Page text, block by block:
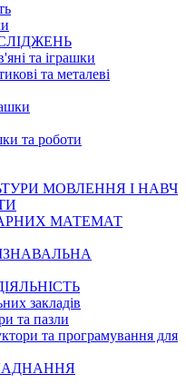
та іграшки
та металеві
та роботи
МОВЛЕННЯ І НАВЧ
МАТЕМАТ
закладів
та пазли
та програмування для